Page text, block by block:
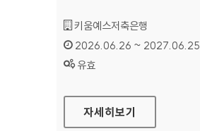
기관명 :
키움예스저축은행
인증기간 :
2026.06.26 ~ 2027.06.25
상태 :
유효
키움예스저축은행
자세히보기